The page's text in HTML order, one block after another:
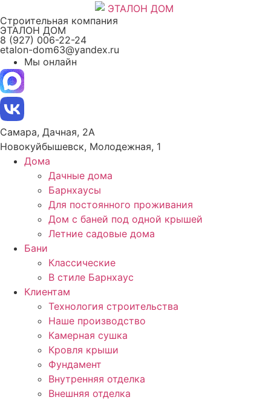
к
содержимому
Строительная компания
ЭТАЛОН ДОМ
8 (927) 006-22-24
etalon-dom63@yandex.ru
Мы онлайн
Самара, Дачная, 2А
Новокуйбышевск, Молодежная, 1
Дома
Дачные дома
Барнхаусы
Для постоянного проживания
Дом с баней под одной крышей
Летние садовые дома
Бани
Классические
В стиле Барнхаус
Клиентам
Технология строительства
Наше производство
Камерная сушка
Кровля крыши
Фундамент
Внутренняя отделка
Внешняя отделка